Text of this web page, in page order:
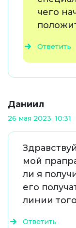
чего
Ответить
Даниил
26 мая 2023, 10:31
мой
ли я
его
линии
Ответить